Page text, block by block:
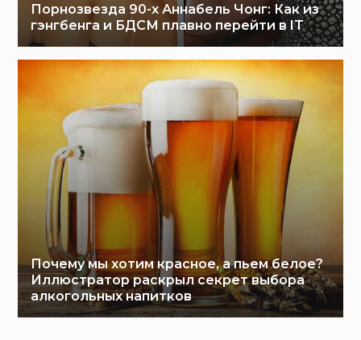
Порнозвезда 90-х Аннабель Чонг: Как из
гэнгбенга и БДСМ плавно перейти в IT
Почему мы хотим красное, а пьем белое?
Иллюстратор раскрыл секрет выбора
алкогольных напитков